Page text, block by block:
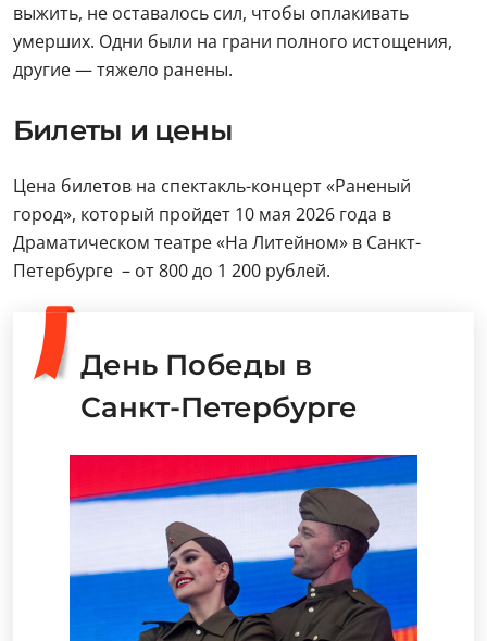
выжить, не оставалось сил, чтобы оплакивать
умерших. Одни были на грани полного истощения,
другие — тяжело ранены.
Билеты и цены
Цена билетов на спектакль-концерт «Раненый
город», который пройдет 10 мая 2026 года в
Драматическом театре «На Литейном» в Санкт-
Петербурге – от 800 до 1 200 рублей.
День Победы в
Санкт-Петербурге